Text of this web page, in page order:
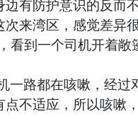
防护意识的反而
来湾区，感觉差异
看到一个司机开着
路都在咳嗽，经过
不适应，所以咳嗽